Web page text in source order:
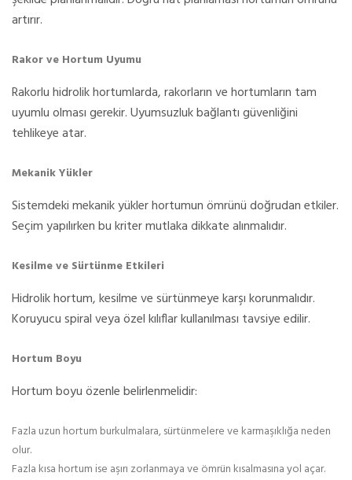
artırır.
Rakor ve Hortum Uyumu
Rakorlu hidrolik hortumlarda, rakorların ve hortumların tam
uyumlu olması gerekir. Uyumsuzluk bağlantı güvenliğini
tehlikeye atar.
Mekanik Yükler
Sistemdeki mekanik yükler hortumun ömrünü doğrudan etkiler.
Seçim yapılırken bu kriter mutlaka dikkate alınmalıdır.
Kesilme ve Sürtünme Etkileri
Hidrolik hortum, kesilme ve sürtünmeye karşı korunmalıdır.
Koruyucu spiral veya özel kılıflar kullanılması tavsiye edilir.
Hortum Boyu
Hortum boyu özenle belirlenmelidir:
Fazla uzun hortum burkulmalara, sürtünmelere ve karmaşıklığa neden
olur.
Fazla kısa hortum ise aşırı zorlanmaya ve ömrün kısalmasına yol açar.